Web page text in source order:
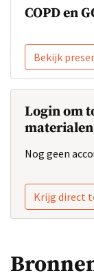
COPD en
Bekijk
Login om
Nog geen
Krijg direct